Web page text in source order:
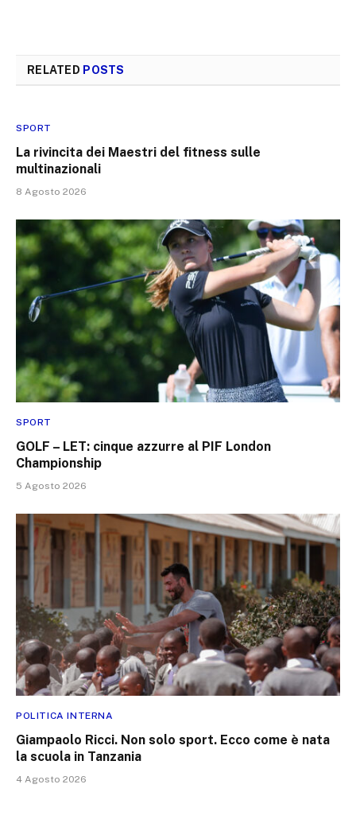
RELATED POSTS
SPORT
La rivincita dei Maestri del fitness sulle
multinazionali
8 Agosto 2026
SPORT
GOLF – LET: cinque azzurre al PIF London
Championship
5 Agosto 2026
POLITICA INTERNA
Giampaolo Ricci. Non solo sport. Ecco come è nata
la scuola in Tanzania
4 Agosto 2026